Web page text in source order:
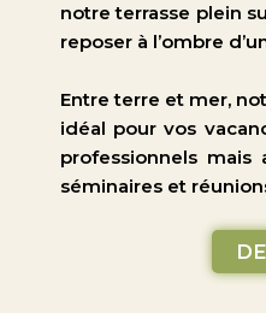
notre terrasse plein
reposer à l’ombre
Entre terre et mer,
idéal pour vos
professionnels mais
séminaires et